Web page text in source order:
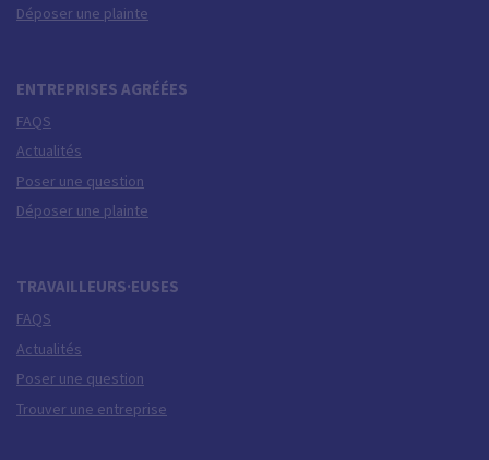
Déposer une plainte
ENTREPRISES AGRÉÉES
FAQS
Actualités
Poser une question
Déposer une plainte
TRAVAILLEURS·EUSES
FAQS
Actualités
Poser une question
Trouver une entreprise